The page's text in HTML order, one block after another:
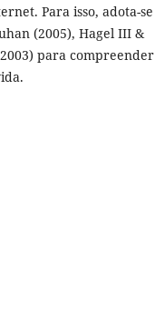
Para isso, adota-se
(2005), Hagel III &
para compreender